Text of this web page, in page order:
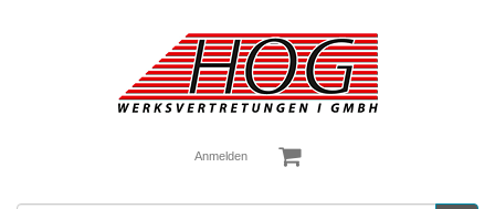
Anmelden